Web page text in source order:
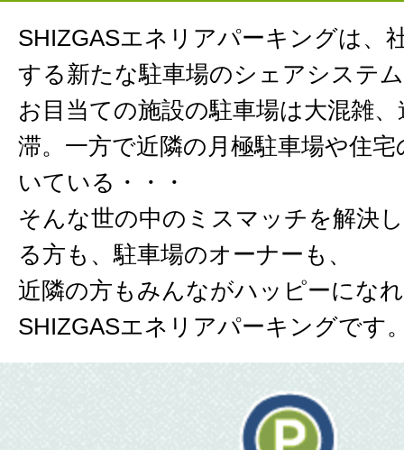
SHIZGASエネリアパーキングは、
する新たな駐車場のシェアシステ
お目当ての施設の駐車場は大混雑
滞。一方で近隣の月極駐車場や住
いている・・・
そんな世の中のミスマッチを解決
る方も、駐車場のオーナーも、
近隣の方もみんながハッピーにな
SHIZGASエネリアパーキングです